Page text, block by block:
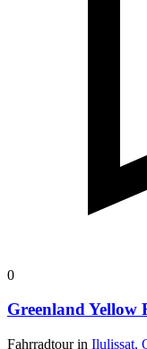
0
Greenland Yellow
Fahrradtour in Ilulissat,